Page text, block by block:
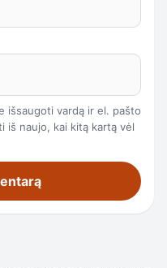
išsaugoti vardą ir el. pašto
iš naujo, kai kitą kartą vėl